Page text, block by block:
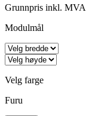
Grunnpris inkl. MVA
Modulmål
Velg farge
Furu